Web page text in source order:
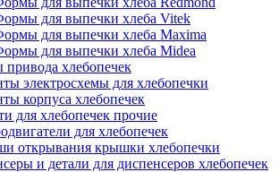
для выпечки хлеба Vitek
для выпечки хлеба Maxima
для выпечки хлеба Midea
хлебопечек
электросхемы для хлебопечки
корпуса хлебопечек
для хлебопечек прочие
для хлебопечек
открывания крышки хлебопечки
и детали для диспенсеров хлебопечек